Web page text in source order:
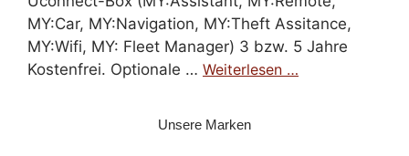
MY:Car, MY:Navigation, MY:Theft Assitance,
MY:Wifi, MY: Fleet Manager) 3 bzw. 5 Jahre
Kostenfrei. Optionale … Weiterlesen …
Unsere Marken